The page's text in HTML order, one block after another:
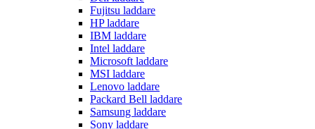
Fujitsu laddare
HP laddare
IBM laddare
Intel laddare
Microsoft laddare
MSI laddare
Lenovo laddare
Packard Bell laddare
Samsung laddare
Sony laddare